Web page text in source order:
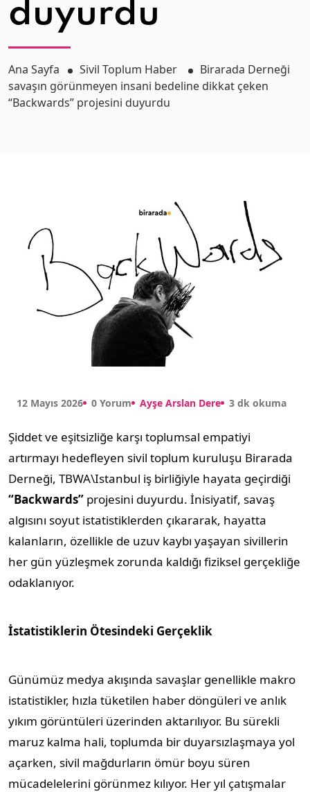
duyurdu
Ana Sayfa Sivil Toplum Haber
Birarada Derneği
savaşın görünmeyen insani bedeline dikkat çeken
“Backwards” projesini duyurdu
12 Mayıs 2026 0 Yorum Ayşe Arslan Dere 3 dk okuma
Şiddet ve eşitsizliğe karşı toplumsal empatiyi
artırmayı hedefleyen sivil toplum kuruluşu Birarada
Derneği, TBWA\Istanbul iş birliğiyle hayata geçirdiği
“Backwards” projesini duyurdu. İnisiyatif, savaş
algısını soyut istatistiklerden çıkararak, hayatta
kalanların, özellikle de uzuv kaybı yaşayan sivillerin
her gün yüzleşmek zorunda kaldığı fiziksel gerçekliğe
odaklanıyor.
İstatistiklerin Ötesindeki Gerçeklik
Günümüz medya akışında savaşlar genellikle makro
istatistikler, hızla tüketilen haber döngüleri ve anlık
yıkım görüntüleri üzerinden aktarılıyor. Bu sürekli
maruz kalma hali, toplumda bir duyarsızlaşmaya yol
açarken, sivil mağdurların ömür boyu süren
mücadelelerini görünmez kılıyor. Her yıl çatışmalar